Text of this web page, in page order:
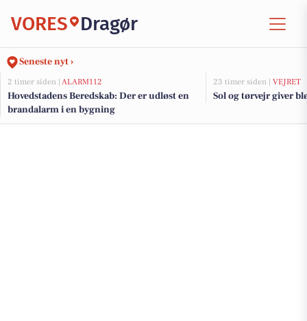
VORES Dragør
Seneste nyt ›
2 timer siden | ALARM112
Hovedstadens Beredskab: Der er udløst en
brandalarm i en bygning
23 timer siden | VEJRET
Sol og tørvejr giver